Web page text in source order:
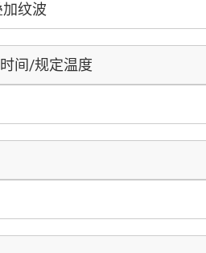
纹波
间/规定温度